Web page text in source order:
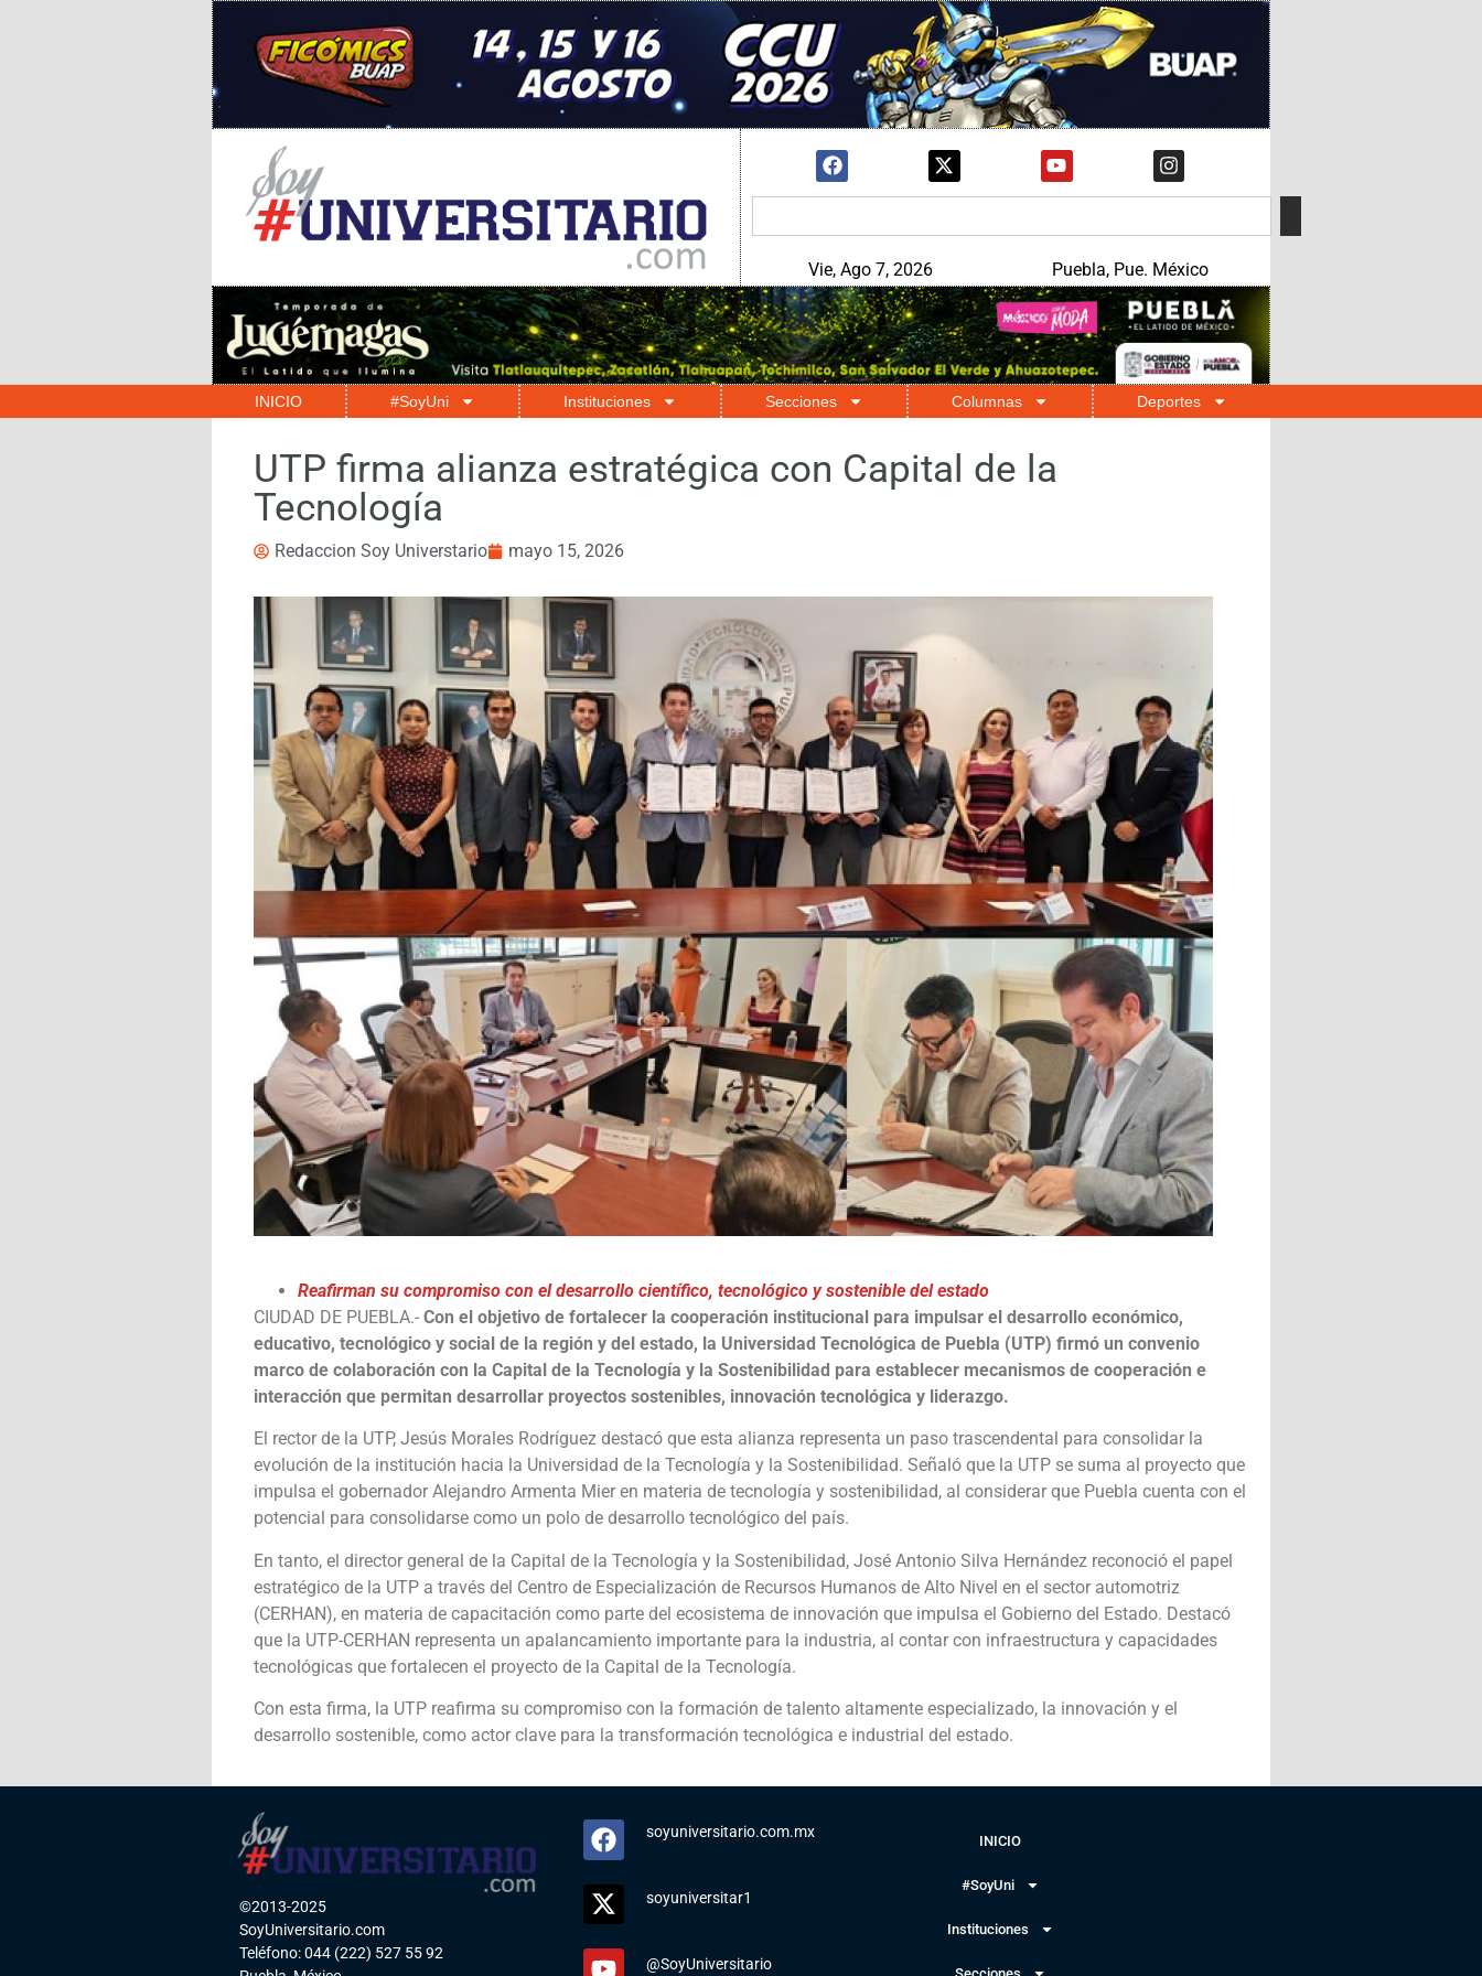
Vie, Ago 7, 2026 Puebla, Pue. México
INICIO #SoyUni Instituciones Secciones Columnas Deportes
UTP firma alianza estratégica con Capital de la
Tecnología
Redaccion Soy Universtario mayo 15, 2026
Reafirman su compromiso con el desarrollo científico, tecnológico y sostenible del estado
CIUDAD DE PUEBLA.-Con el objetivo de fortalecer la cooperación institucional para impulsar el desarrollo económico,
educativo, tecnológico y social de la región y del estado, la Universidad Tecnológica de Puebla (UTP) firmó un convenio
marco de colaboración con la Capital de la Tecnología y la Sostenibilidad para establecer mecanismos de cooperación e
interacción que permitan desarrollar proyectos sostenibles, innovación tecnológica y liderazgo.
El rector de la UTP, Jesús Morales Rodríguez destacó que esta alianza representa un paso trascendental para consolidar la
evolución de la institución hacia la Universidad de la Tecnología y la Sostenibilidad. Señaló que la UTP se suma al proyecto que
impulsa el gobernador Alejandro Armenta Mier en materia de tecnología y sostenibilidad, al considerar que Puebla cuenta con el
potencial para consolidarse como un polo de desarrollo tecnológico del país.
En tanto, el director general de la Capital de la Tecnología y la Sostenibilidad, José Antonio Silva Hernández reconoció el papel
estratégico de la UTP a través del Centro de Especialización de Recursos Humanos de Alto Nivel en el sector automotriz
(CERHAN), en materia de capacitación como parte del ecosistema de innovación que impulsa el Gobierno del Estado. Destacó
que la UTP-CERHAN representa un apalancamiento importante para la industria, al contar con infraestructura y capacidades
tecnológicas que fortalecen el proyecto de la Capital de la Tecnología.
Con esta firma, la UTP reafirma su compromiso con la formación de talento altamente especializado, la innovación y el
desarrollo sostenible, como actor clave para la transformación tecnológica e industrial del estado.
©2013-2025
SoyUniversitario.com
Teléfono: 044 (222) 527 55 92
soyuniversitario.com.mx
soyuniversitar1
@SoyUniversitario
INICIO
#SoyUni
Instituciones